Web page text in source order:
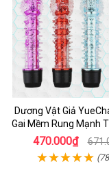
Dương Vật Giả
Gai Mềm Rung Mạnh
470.000₫